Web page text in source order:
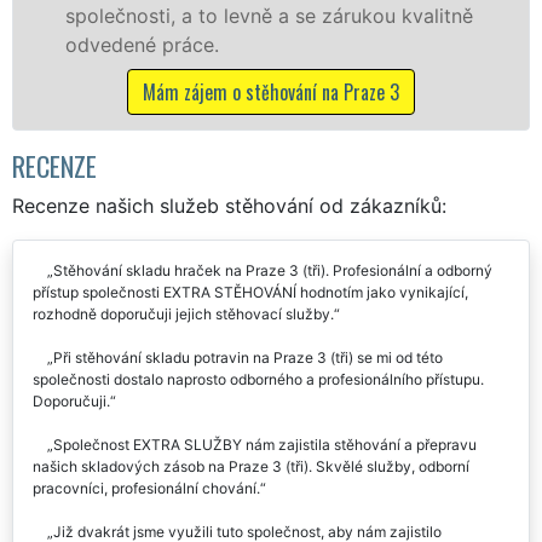
kvalitně
Nabízíme stěhovací služby
Mám zájem o stěhovací služby
RECENZE
Recenze našich služeb stěhování od zákazníků:
Stěhování skladu hraček na Praze 3 (tři). Profesionální a odborný
přístup společnosti EXTRA STĚHOVÁNÍ hodnotím jako vynikající,
rozhodně doporučuji jejich stěhovací služby.
Při stěhování skladu potravin na Praze 3 (tři) se mi od této
společnosti dostalo naprosto odborného a profesionálního přístupu.
Doporučuji.
Společnost EXTRA SLUŽBY nám zajistila stěhování a přepravu
našich skladových zásob na Praze 3 (tři). Skvělé služby, odborní
pracovníci, profesionální chování.
Již dvakrát jsme využili tuto společnost, aby nám zajistilo